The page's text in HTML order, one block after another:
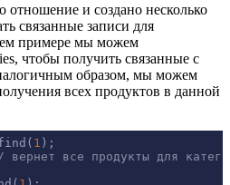
отношение и создано несколько
связанные записи для
примере мы можем
чтобы получить связанные с
образом, мы можем
всех продуктов в данной
1 );
вернет все продукты для